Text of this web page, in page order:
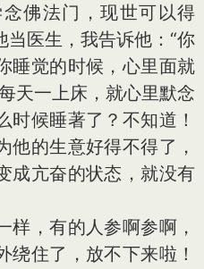
佛法门，现世可以得
医生，我告诉他：“你
睡觉的时候，心里面就
天一上床，就心里默念
时候睡著了？不知道！
他的生意好得不得了，
成亢奋的状态，就没有
，有的人参啊参啊，
绕住了，放不下来啦！